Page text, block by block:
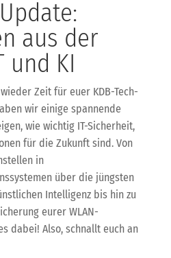
aus der
und KI
Zeit für euer KDB-Tech-
wir einige spannende
wie wichtig IT-Sicherheit,
für die Zukunft sind. Von
in
über die jüngsten
Intelligenz bis hin zu
eurer WLAN-
dabei! Also, schnallt euch an